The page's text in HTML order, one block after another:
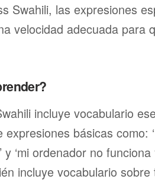
Swahili, las expresiones
velocidad adecuada para
incluye vocabulario
expresiones básicas como:
y ‘mi ordenador no
incluye vocabulario